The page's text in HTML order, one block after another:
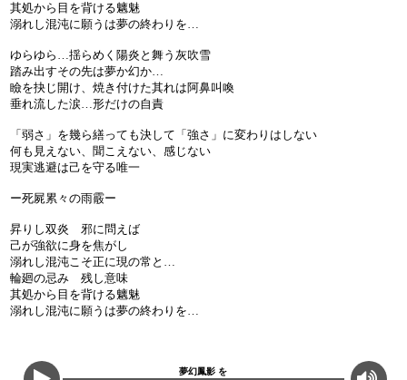
其処から目を背ける魑魅
溺れし混沌に願うは夢の終わりを…
ゆらゆら…揺らめく陽炎と舞う灰吹雪
踏み出すその先は夢か幻か…
瞼を抉じ開け、焼き付けた其れは阿鼻叫喚
垂れ流した涙…形だけの自責
「弱さ」を幾ら繕っても決して「強さ」に変わりはしない
何も見えない、聞こえない、感じない
現実逃避は己を守る唯一
ー死屍累々の雨霰ー
昇りし双炎 邪に問えば
己が強欲に身を焦がし
溺れし混沌こそ正に現の常と…
輪廻の忌み 残し意味
其処から目を背ける魑魅
溺れし混沌に願うは夢の終わりを…
夢幻鳳影 を